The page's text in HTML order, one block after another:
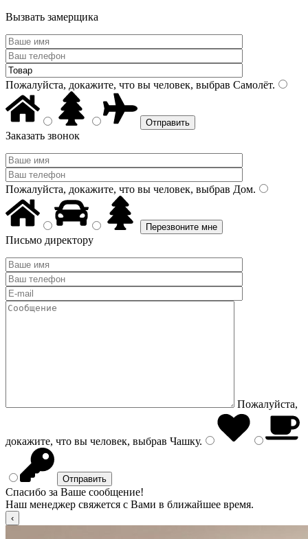
Вызвать замерщика
Пожалуйста, докажите, что вы человек, выбрав Самолёт.
Заказать звонок
Пожалуйста, докажите, что вы человек, выбрав Дом.
Письмо директору
Пожалуйста,
докажите, что вы человек, выбрав Чашку.
Спасибо за Ваше сообщение!
Наш менеджер свяжется с Вами в ближайшее время.